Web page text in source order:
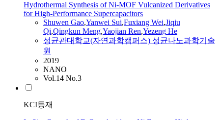
Hydrothermal Synthesis of Ni-MOF Vulcanized Derivatives
for High-Performance Supercapacitors
Shuwen Gao,Yanwei Sui,Fuxiang Wei,Jiqiu
Qi,Qingkun Meng,Yaojian Ren,Yezeng He
성균관대학교(자연과학캠퍼스) 성균나노과학기술
원
2019
NANO
Vol.14 No.3
KCI등재